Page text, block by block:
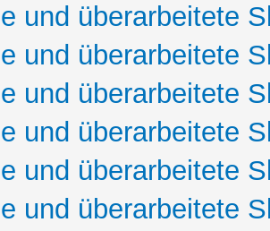
und überarbeitete
und überarbeitete
und überarbeitete
und überarbeitete
und überarbeitete
und überarbeitete